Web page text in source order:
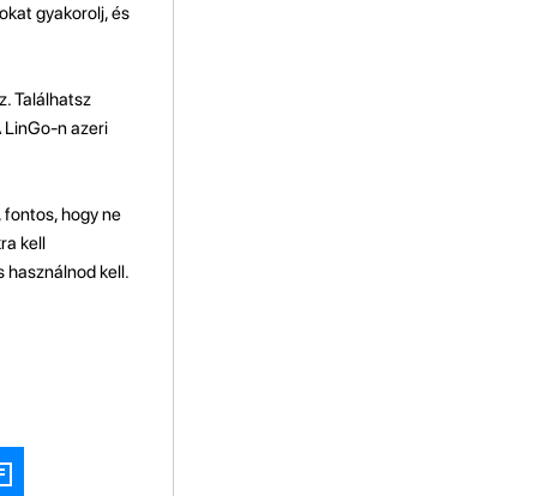
gyakorolj, és
Találhatsz
LinGo-n azeri
hogy ne
kell
használnod kell.